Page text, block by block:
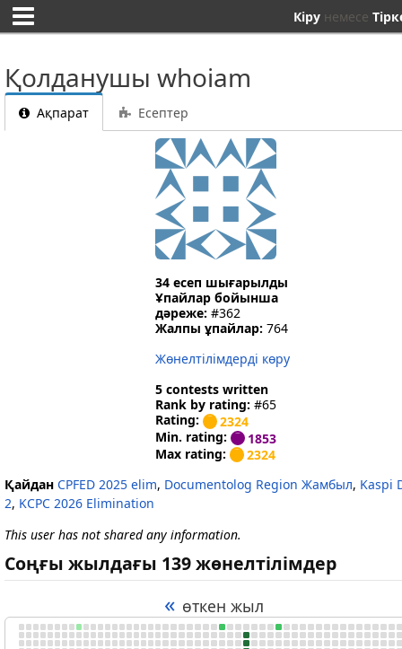
Кіру немесе
Қолданушы whoiam
Ақпарат Есептер
34 есеп шығарылды
Ұпайлар бойынша
дәреже: #362
Жалпы ұпайлар: 764
Жөнелтілімдерді көру
5 contests written
Rank by rating: #65
Rating:
2324
Min. rating:
1853
Max rating:
2324
Қайдан CPFED 2025 elim, Documentolog Region Жамбыл, Kaspi
2, KCPC 2026 Elimination
This user has not shared any information.
Соңғы жылдағы 139 жөнелтілімдер
« өткен жыл